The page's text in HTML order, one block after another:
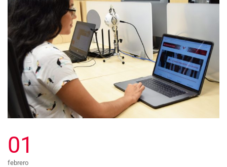
01
febrero